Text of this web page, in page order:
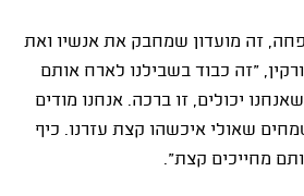
זה מועדון שמחבק את אנשיו ואת
"זה כבוד בשבילנו לארח אותם
יכולים, זו ברכה. אנחנו מודים
שאולי איכשהו קצת עזרנו. כיף
מחייכים קצת".